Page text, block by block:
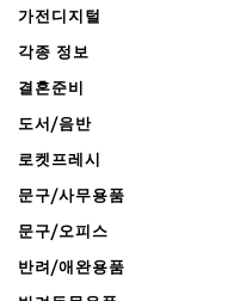
가전디지털
각종 정보
결혼준비
도서/음반
로켓프레시
문구/사무용품
문구/오피스
반려/애완용품